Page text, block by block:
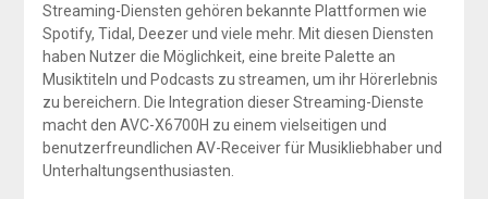
Streaming-Diensten gehören bekannte Plattformen wie
Spotify, Tidal, Deezer und viele mehr. Mit diesen Diensten
haben Nutzer die Möglichkeit, eine breite Palette an
Musiktiteln und Podcasts zu streamen, um ihr Hörerlebnis
zu bereichern. Die Integration dieser Streaming-Dienste
macht den AVC-X6700H zu einem vielseitigen und
benutzerfreundlichen AV-Receiver für Musikliebhaber und
Unterhaltungsenthusiasten.